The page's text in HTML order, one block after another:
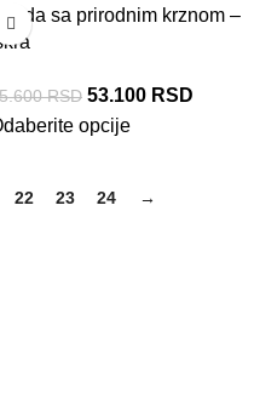
sa prirodnim krznom –
RSD 53.100 RSD
opcije
22 23 24 →